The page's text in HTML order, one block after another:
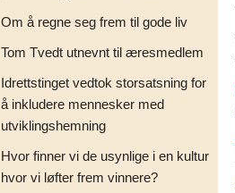
Om å regne seg frem til gode liv
Tom Tvedt utnevnt til æresmedlem
Idrettstinget vedtok storsatsning for
å inkludere mennesker med
utviklingshemning
Hvor finner vi de usynlige i en kultur
hvor vi løfter frem vinnere?